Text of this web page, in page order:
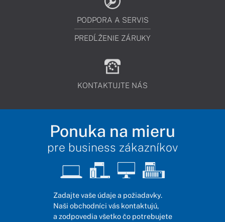
PODPORA A SERVIS
PREDĹŽENIE ZÁRUKY
KONTAKTUJTE NÁS
Ponuka na mieru
pre business zákazníkov
Zadajte vaše údaje a požiadavky.
Naši obchodníci vás kontaktujú,
a zodpovedia všetko čo potrebujete